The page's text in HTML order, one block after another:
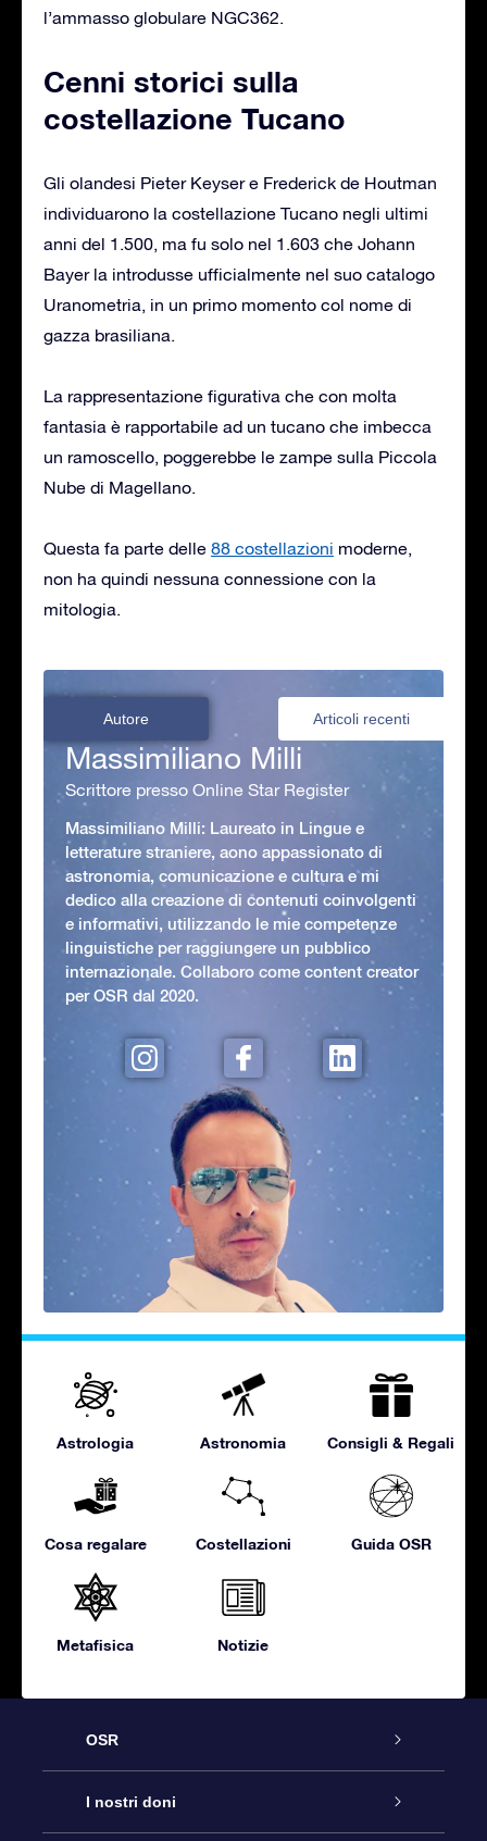
l’ammasso globulare NGC362.
Cenni storici sulla
costellazione Tucano
Gli olandesi Pieter Keyser e Frederick de Houtman
individuarono la costellazione Tucano negli ultimi
anni del 1.500, ma fu solo nel 1.603 che Johann
Bayer la introdusse ufficialmente nel suo catalogo
Uranometria, in un primo momento col nome di
gazza brasiliana.
La rappresentazione figurativa che con molta
fantasia è rapportabile ad un tucano che imbecca
un ramoscello, poggerebbe le zampe sulla Piccola
Nube di Magellano.
Questa fa parte delle 88 costellazioni moderne,
non ha quindi nessuna connessione con la
mitologia.
Autore Articoli recenti
Massimiliano Milli
Scrittore presso Online Star Register
Massimiliano Milli: Laureato in Lingue e
letterature straniere, aono appassionato di
astronomia, comunicazione e cultura e mi
dedico alla creazione di contenuti coinvolgenti
e informativi, utilizzando le mie competenze
linguistiche per raggiungere un pubblico
internazionale. Collaboro come content creator
per OSR dal 2020.
Astrologia Astronomia Consigli & Regali
Cosa regalare Costellazioni Guida OSR
Metafisica Notizie
OSR
Assistenza
I nostri doni